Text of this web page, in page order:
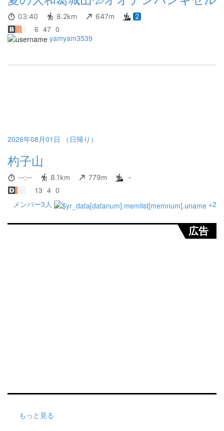
03:40 8.2km 647m 2
6 47 0
yamyam3539
2026年08月01日 （日帰り）
杓子山
--:-- 8.1km 779m -
13 4 0
メンバー3人
+2
広告
もっと見る